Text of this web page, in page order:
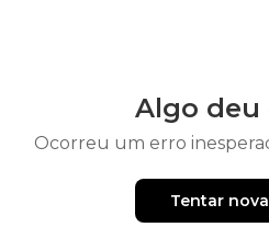
Algo deu
Ocorreu um erro
Tentar